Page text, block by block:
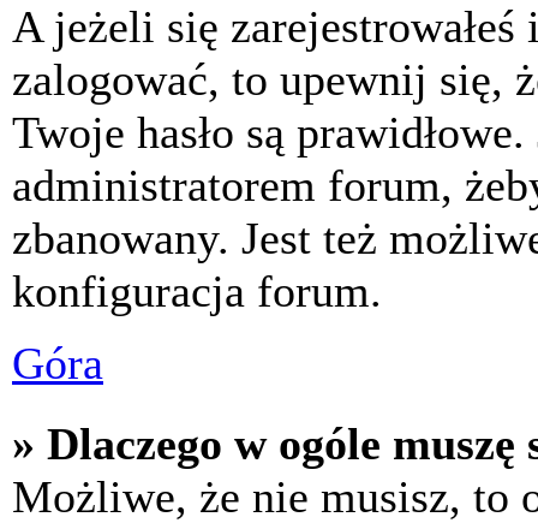
A jeżeli się
zalogować, to upewnij się,
Twoje hasło są
administratorem forum,
zbanowany. Jest też
konfiguracja forum.
Góra
» Dlaczego w ogóle
Możliwe, że nie musisz, to